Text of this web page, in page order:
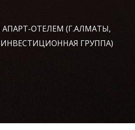
ОТЕЛЕМ (Г.АЛМАТЫ,
ИНВЕСТИЦИОННАЯ ГРУППА)